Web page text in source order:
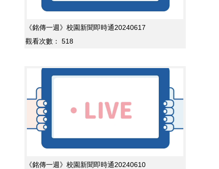
《銘傳一週》校園新聞即時通20240617
觀看次數：
518
《銘傳一週》校園新聞即時通20240610